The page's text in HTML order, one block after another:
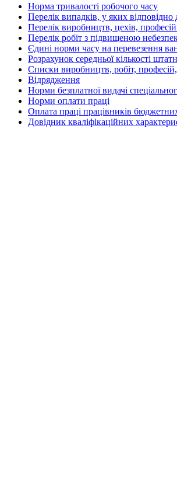
Норма тривалості робочого часу
Перелік випадків, у яких
Перелік виробництв, цехів,
Перелік робіт з підвищеною
Єдині норми часу на перевезення
Розрахунок середньої кількості
Списки виробництв, робіт, професій,
Відрядження
Норми безплатної видачі
Норми оплати праці
Оплата праці працівників
Довідник кваліфікаційних